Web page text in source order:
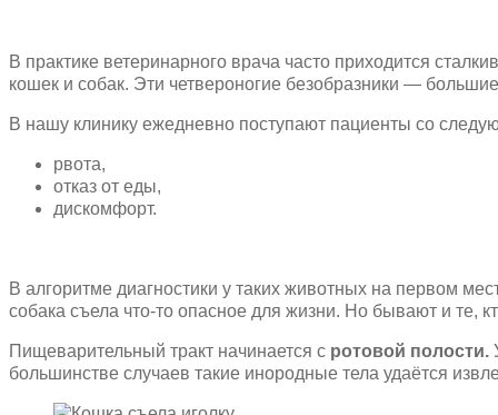
В практике ветеринарного врача часто приходится
кошек и собак. Эти четвероногие безобразники —
В нашу клинику ежедневно поступают пациенты со
рвота,
отказ от еды,
дискомфорт.
В алгоритме диагностики у таких животных на первом
собака съела что-то опасное для жизни. Но бывают и те,
Пищеварительный тракт начинается с ротовой полости.
большинстве случаев такие инородные тела удаётся